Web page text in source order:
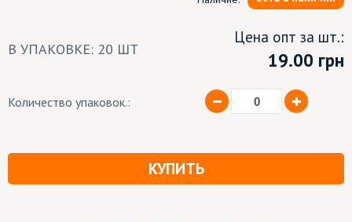
В УПАКОВКЕ: 20 ШТ
Цена опт за шт.:
19.00 грн
Количество упаковок.:
КУПИТЬ